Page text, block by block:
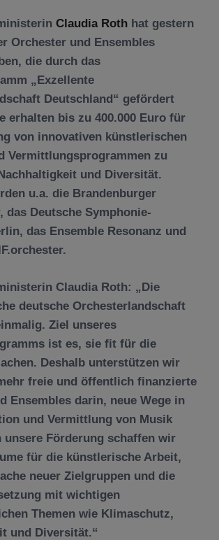
Claudia Roth hat gestern
Orchester und Ensembles
die durch das
„Exzellente
Deutschland“ gefördert
erhalten bis zu 400.000 Euro für
von innovativen künstlerischen
Vermittlungsprogrammen zu
und Diversität.
u.a. die Brandenburger
das Deutsche Symphonie-
das Ensemble Resonanz und
Claudia Roth: „Die
deutsche Orchesterlandschaft
Ziel unseres
ist es, sie fit für die
Deshalb unterstützen wir
freie und öffentlich finanzierte
Ensembles darin, neue Wege in
und Vermittlung von Musik
unsere Förderung schaffen wir
für die künstlerische Arbeit,
neuer Zielgruppen und die
mit wichtigen
Themen wie Klimaschutz,
und Diversität.“